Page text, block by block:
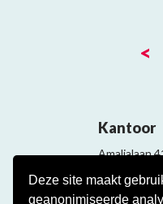
Deze site maakt
geanonimiseerde
<
Kantoor
Amalialaan
Contact